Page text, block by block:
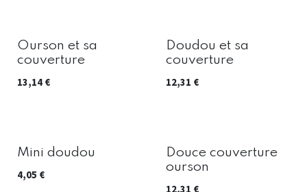
Ourson et sa
couverture
13,14 €
Doudou et sa
couverture
12,31 €
Mini doudou
4,05 €
Douce couverture
ourson
12,31 €